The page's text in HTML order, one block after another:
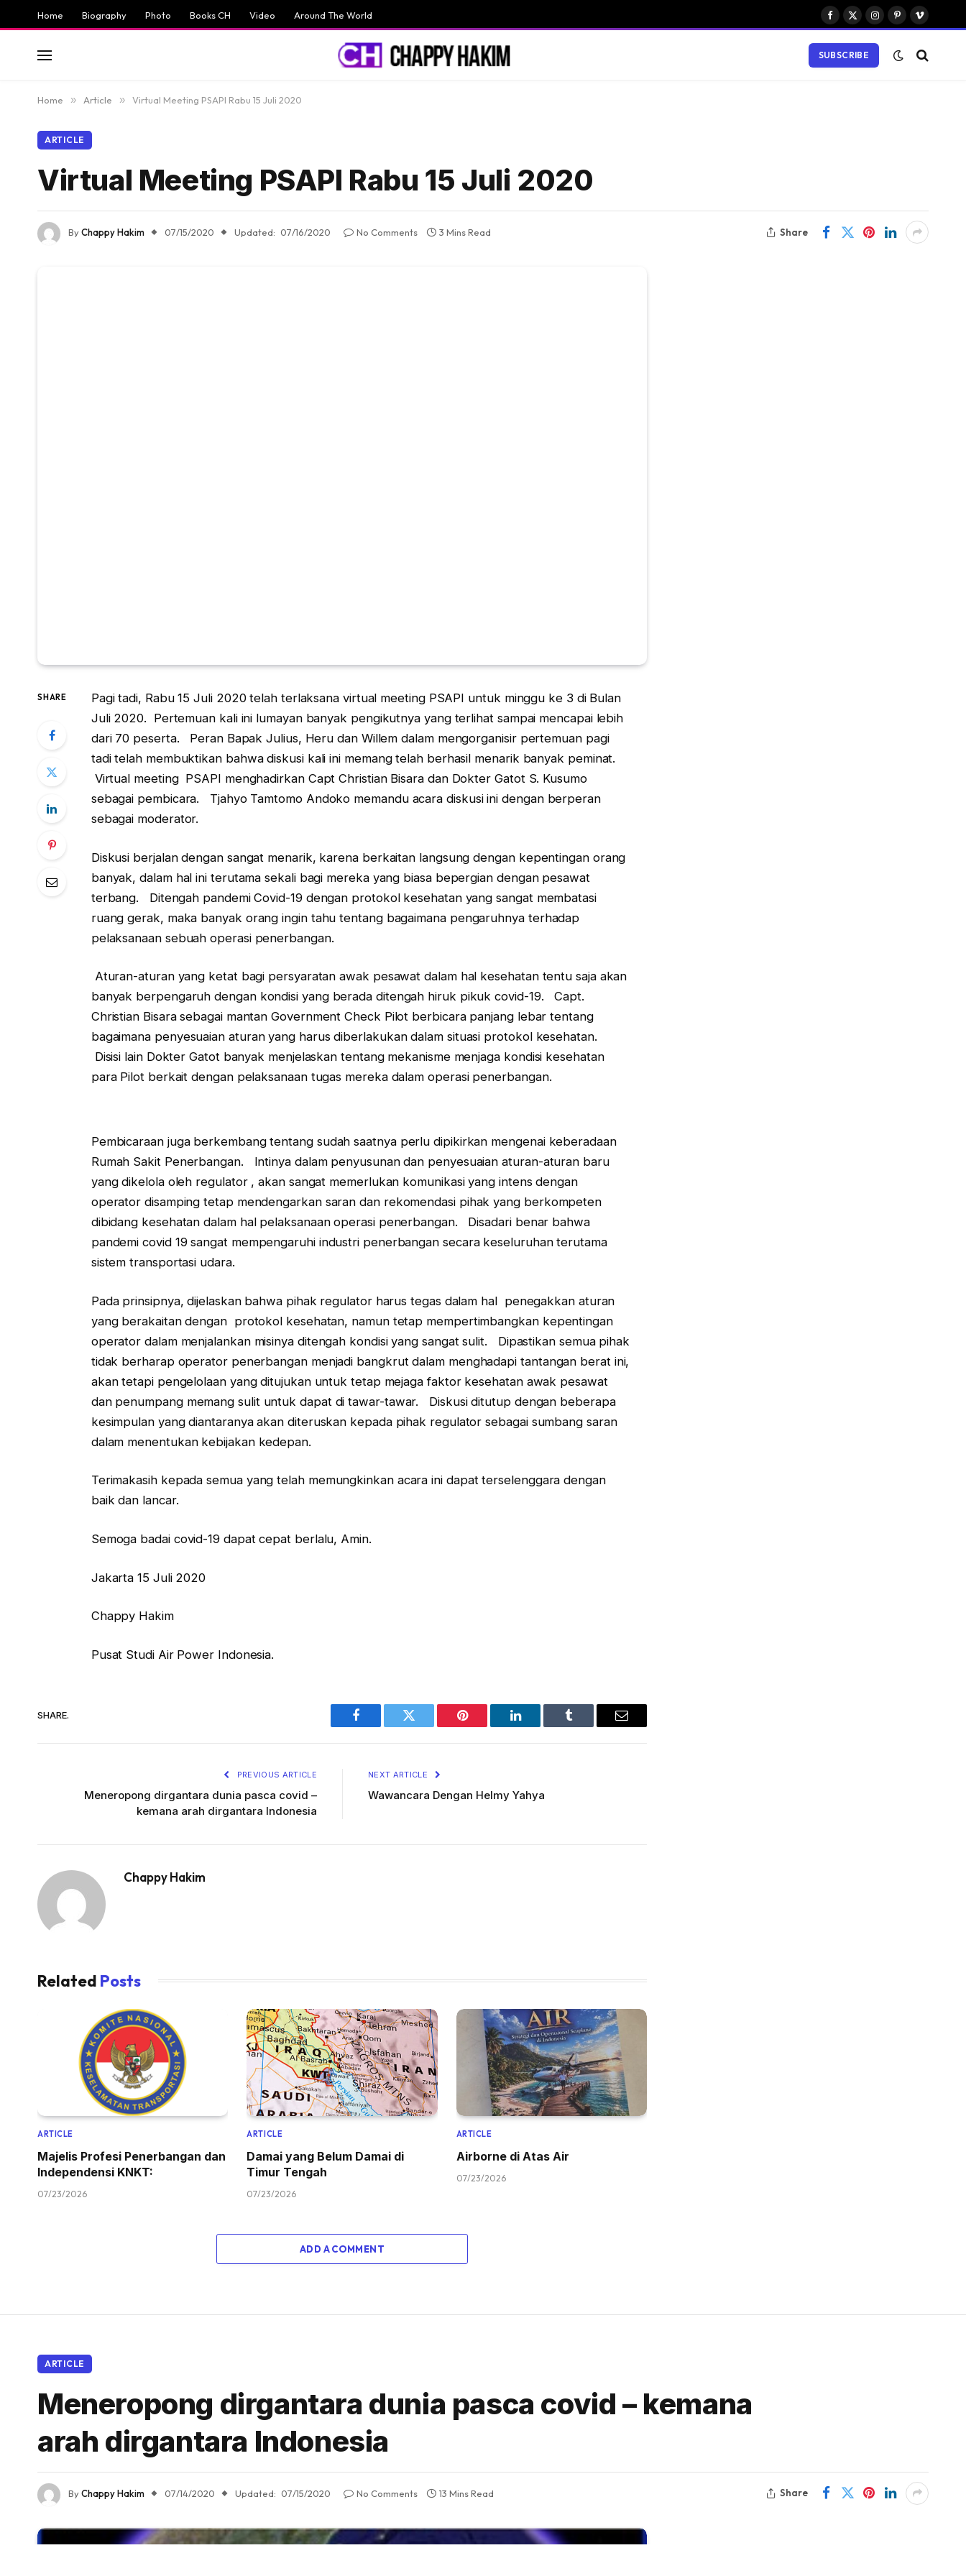
Home Biography Photo Books CH Video Around The World
Facebook
X
Instagram
PinterestVimeo
SUBSCRIBE
Home » Article » Virtual Meeting PSAPI Rabu 15 Juli 2020
ARTICLE
Virtual Meeting PSAPI Rabu 15 Juli 2020
ByChappy Hakim 07/15/2020 Updated: 07/16/2020 No Comments 3 Mins Read Share
SHARE
Pagi tadi, Rabu 15 Juli 2020 telah terlaksana virtual meeting PSAPI untuk minggu ke 3 di Bulan
Juli 2020. Pertemuan kali ini lumayan banyak pengikutnya yang terlihat sampai mencapai lebih
dari 70 peserta. Peran Bapak Julius, Heru dan Willem dalam mengorganisir pertemuan pagi
tadi telah membuktikan bahwa diskusi kali ini memang telah berhasil menarik banyak peminat.
Virtual meeting PSAPI menghadirkan Capt Christian Bisara dan Dokter Gatot S. Kusumo
sebagai pembicara. Tjahyo Tamtomo Andoko memandu acara diskusi ini dengan berperan
sebagai moderator.
Diskusi berjalan dengan sangat menarik, karena berkaitan langsung dengan kepentingan orang
banyak, dalam hal ini terutama sekali bagi mereka yang biasa bepergian dengan pesawat
terbang. Ditengah pandemi Covid-19 dengan protokol kesehatan yang sangat membatasi
ruang gerak, maka banyak orang ingin tahu tentang bagaimana pengaruhnya terhadap
pelaksanaan sebuah operasi penerbangan.
Aturan-aturan yang ketat bagi persyaratan awak pesawat dalam hal kesehatan tentu saja akan
banyak berpengaruh dengan kondisi yang berada ditengah hiruk pikuk covid-19. Capt.
Christian Bisara sebagai mantan Government Check Pilot berbicara panjang lebar tentang
bagaimana penyesuaian aturan yang harus diberlakukan dalam situasi protokol kesehatan.
Disisi lain Dokter Gatot banyak menjelaskan tentang mekanisme menjaga kondisi kesehatan
para Pilot berkait dengan pelaksanaan tugas mereka dalam operasi penerbangan.
Pembicaraan juga berkembang tentang sudah saatnya perlu dipikirkan mengenai keberadaan
Rumah Sakit Penerbangan. Intinya dalam penyusunan dan penyesuaian aturan-aturan baru
yang dikelola oleh regulator , akan sangat memerlukan komunikasi yang intens dengan
operator disamping tetap mendengarkan saran dan rekomendasi pihak yang berkompeten
dibidang kesehatan dalam hal pelaksanaan operasi penerbangan. Disadari benar bahwa
pandemi covid 19 sangat mempengaruhi industri penerbangan secara keseluruhan terutama
sistem transportasi udara.
Pada prinsipnya, dijelaskan bahwa pihak regulator harus tegas dalam hal penegakkan aturan
yang berakaitan dengan protokol kesehatan, namun tetap mempertimbangkan kepentingan
operator dalam menjalankan misinya ditengah kondisi yang sangat sulit. Dipastikan semua pihak
tidak berharap operator penerbangan menjadi bangkrut dalam menghadapi tantangan berat ini,
akan tetapi pengelolaan yang ditujukan untuk tetap mejaga faktor kesehatan awak pesawat
dan penumpang memang sulit untuk dapat di tawar-tawar. Diskusi ditutup dengan beberapa
kesimpulan yang diantaranya akan diteruskan kepada pihak regulator sebagai sumbang saran
dalam menentukan kebijakan kedepan.
Terimakasih kepada semua yang telah memungkinkan acara ini dapat terselenggara dengan
baik dan lancar.
Semoga badai covid-19 dapat cepat berlalu, Amin.
Jakarta 15 Juli 2020
Chappy Hakim
Pusat Studi Air Power Indonesia.
SHARE.
Facebook Twitter Pinterest LinkedIn Tumblr Email
PREVIOUS ARTICLE
Meneropong dirgantara dunia pasca covid –
kemana arah dirgantara Indonesia
NEXT ARTICLE
Wawancara Dengan Helmy Yahya
Chappy Hakim
Related Posts
ARTICLE
Majelis Profesi Penerbangan dan
Independensi KNKT:
07/23/2026
ARTICLE
Damai yang Belum Damai di
Timur Tengah
07/23/2026
ARTICLE
Airborne di Atas Air
07/23/2026
ADD A COMMENT
ARTICLE
Meneropong dirgantara dunia pasca covid – kemana
arah dirgantara Indonesia
ByChappy Hakim 07/14/2020 Updated: 07/15/2020 No Comments 13 Mins Read Share